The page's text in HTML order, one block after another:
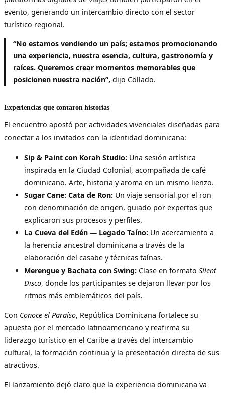
evento, generando un intercambio directo con el sector
turístico regional.
“No estamos vendiendo un país; estamos promocionando
una experiencia, nuestra esencia, cultura, gastronomía y
raíces. Queremos crear momentos memorables que
posicionen nuestra nación”, dijo Collado.
Experiencias que contaron historias
El encuentro apostó por actividades vivenciales diseñadas para
conectar a los invitados con la identidad dominicana:
Sip & Paint con Korah Studio: Una sesión artística
inspirada en la Ciudad Colonial, acompañada de café
dominicano. Arte, historia y aroma en un mismo lienzo.
Sugar Cane: Cata de Ron: Un viaje sensorial por el ron
con denominación de origen, guiado por expertos que
explicaron sus procesos y perfiles.
La Cueva del Edén — Legado Taíno: Un acercamiento a
la herencia ancestral dominicana a través de la
elaboración del casabe y técnicas taínas.
Merengue y Bachata con Swing: Clase en formato Silent
Disco, donde los participantes se dejaron llevar por los
ritmos más emblemáticos del país.
Con Conoce el Paraíso, República Dominicana fortalece su
apuesta por el mercado latinoamericano y reafirma su
liderazgo turístico en el Caribe a través del intercambio
cultural, la formación continua y la presentación directa de sus
atractivos.
El lanzamiento dejó claro que la experiencia dominicana va